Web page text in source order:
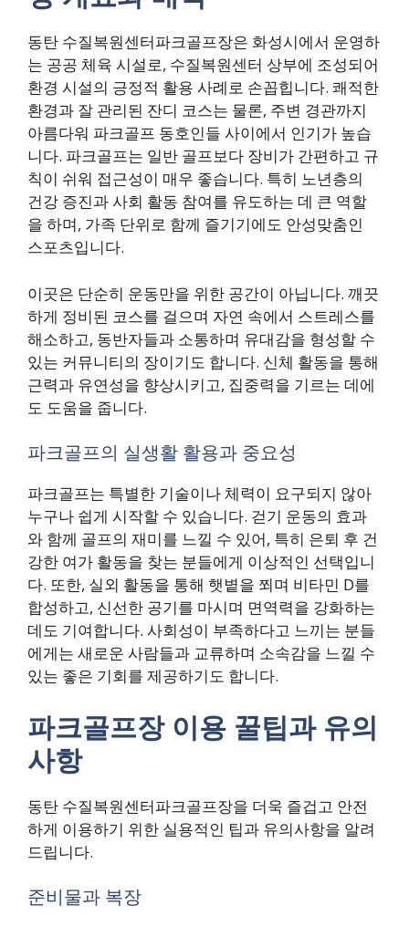
동탄 수질복원센터파크골프장은 화성시에서 운영하
는 공공 체육 시설로, 수질복원센터 상부에 조성되어
환경 시설의 긍정적 활용 사례로 손꼽힙니다. 쾌적한
환경과 잘 관리된 잔디 코스는 물론, 주변 경관까지
아름다워 파크골프 동호인들 사이에서 인기가 높습
니다. 파크골프는 일반 골프보다 장비가 간편하고 규
칙이 쉬워 접근성이 매우 좋습니다. 특히 노년층의
건강 증진과 사회 활동 참여를 유도하는 데 큰 역할
을 하며, 가족 단위로 함께 즐기기에도 안성맞춤인
스포츠입니다.
이곳은 단순히 운동만을 위한 공간이 아닙니다. 깨끗
하게 정비된 코스를 걸으며 자연 속에서 스트레스를
해소하고, 동반자들과 소통하며 유대감을 형성할 수
있는 커뮤니티의 장이기도 합니다. 신체 활동을 통해
근력과 유연성을 향상시키고, 집중력을 기르는 데에
도 도움을 줍니다.
파크골프의 실생활 활용과 중요성
파크골프는 특별한 기술이나 체력이 요구되지 않아
누구나 쉽게 시작할 수 있습니다. 걷기 운동의 효과
와 함께 골프의 재미를 느낄 수 있어, 특히 은퇴 후 건
강한 여가 활동을 찾는 분들에게 이상적인 선택입니
다. 또한, 실외 활동을 통해 햇볕을 쬐며 비타민 D를
합성하고, 신선한 공기를 마시며 면역력을 강화하는
데도 기여합니다. 사회성이 부족하다고 느끼는 분들
에게는 새로운 사람들과 교류하며 소속감을 느낄 수
있는 좋은 기회를 제공하기도 합니다.
파크골프장 이용 꿀팁과 유의
사항
동탄 수질복원센터파크골프장을 더욱 즐겁고 안전
하게 이용하기 위한 실용적인 팁과 유의사항을 알려
드립니다.
준비물과 복장